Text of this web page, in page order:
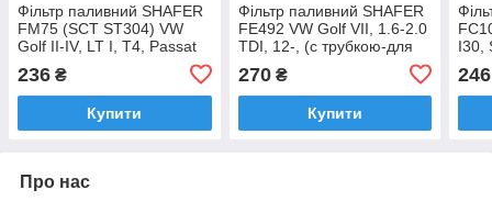
Фільтр паливний SHAFER
FM75 (SCT ST304) VW
Golf II-IV, LT I, T4, Passat
B3, B4, 1.9TDI-2.5TDI, 78-
10
236 ₴
Купити
Фільтр паливний SHAFER
FE492 VW Golf VII, 1.6-2.0
TDI, 12-, (c трубкою-для
корпусів з датчиком води)
270₴
Купити
I30,
246
Про нас